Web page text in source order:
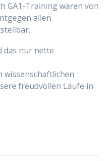
GA1-Training waren von
allen
das nur nette
wissenschaftlichen
freudvollen Läufe in